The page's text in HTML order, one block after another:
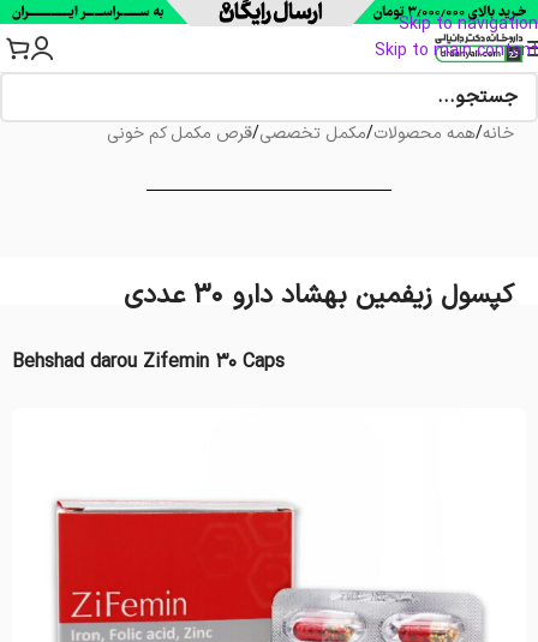
Skip to navigation
Skip to main content
خانه/همه محصولات/مکمل تخصصی/قرص مکمل کم خونی
کپسول زیفمین بهشاد دارو 30 عددی
Behshad darou Zifemin 30 Caps